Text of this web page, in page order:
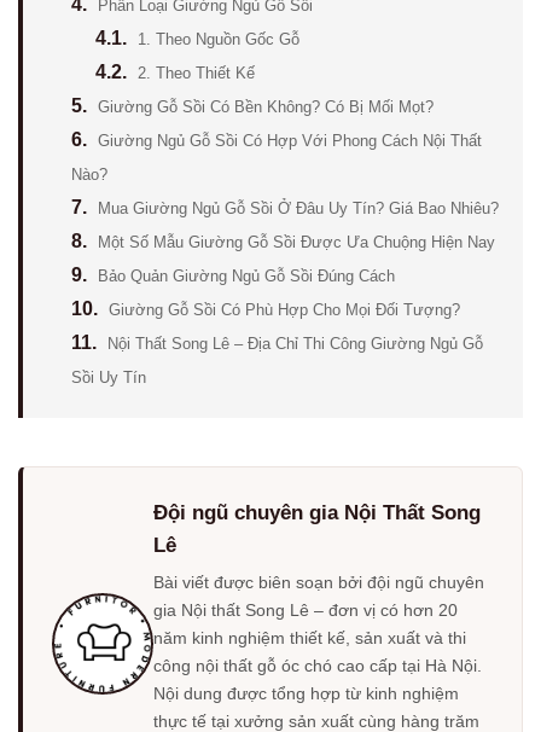
4. Phân Loại Giường Ngủ Gỗ Sồi
4.1. 1. Theo Nguồn Gốc Gỗ
4.2. 2. Theo Thiết Kế
5. Giường Gỗ Sồi Có Bền Không? Có Bị Mối Mọt?
6. Giường Ngủ Gỗ Sồi Có Hợp Với Phong Cách Nội Thất
Nào?
7. Mua Giường Ngủ Gỗ Sồi Ở Đâu Uy Tín? Giá Bao Nhiêu?
8. Một Số Mẫu Giường Gỗ Sồi Được Ưa Chuộng Hiện Nay
9. Bảo Quản Giường Ngủ Gỗ Sồi Đúng Cách
10. Giường Gỗ Sồi Có Phù Hợp Cho Mọi Đối Tượng?
11.
Nội Thất Song Lê – Địa Chỉ Thi Công Giường Ngủ Gỗ
Sồi Uy Tín
Đội ngũ chuyên gia Nội Thất Song
Lê
Bài viết được biên soạn bởi đội ngũ chuyên
gia Nội thất Song Lê – đơn vị có hơn 20
năm kinh nghiệm thiết kế, sản xuất và thi
công nội thất gỗ óc chó cao cấp tại Hà Nội.
Nội dung được tổng hợp từ kinh nghiệm
thực tế tại xưởng sản xuất cùng hàng trăm